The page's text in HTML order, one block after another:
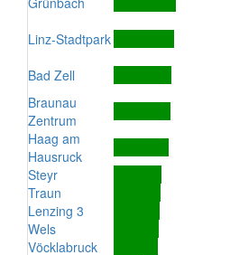
Linz-Stadtpark
Bad Zell
Braunau
Zentrum
Haag am
Hausruck
Steyr
Traun
Lenzing 3
Wels
Vöcklabruck